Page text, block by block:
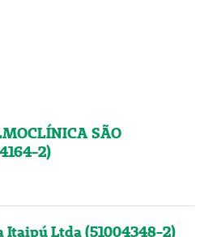
SÃO
2)
Itaipú Ltda (51004348-2)